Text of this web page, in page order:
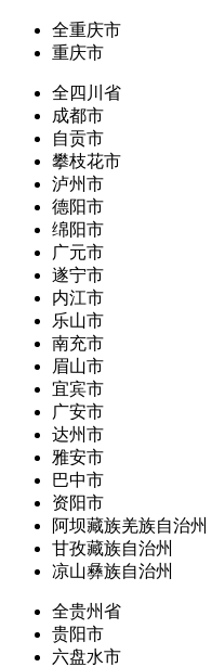
全重庆市
重庆市
全四川省
成都市
自贡市
攀枝花市
泸州市
德阳市
绵阳市
广元市
遂宁市
内江市
乐山市
南充市
眉山市
宜宾市
广安市
达州市
雅安市
巴中市
资阳市
阿坝藏族羌族自治州
甘孜藏族自治州
凉山彝族自治州
全贵州省
贵阳市
六盘水市